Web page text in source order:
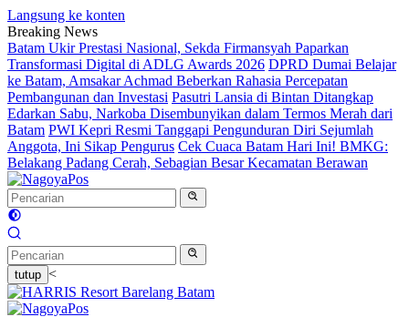
Langsung ke konten
Breaking News
Batam Ukir Prestasi Nasional, Sekda Firmansyah Paparkan
Transformasi Digital di ADLG Awards 2026 DPRD Dumai Belajar
ke Batam, Amsakar Achmad Beberkan Rahasia Percepatan
Pembangunan dan Investasi Pasutri Lansia di Bintan Ditangkap
Edarkan Sabu, Narkoba Disembunyikan dalam Termos Merah dari
Batam PWI Kepri Resmi Tanggapi Pengunduran Diri Sejumlah
Anggota, Ini Sikap Pengurus Cek Cuaca Batam Hari Ini! BMKG:
Belakang Padang Cerah, Sebagian Besar Kecamatan Berawan
tutup <